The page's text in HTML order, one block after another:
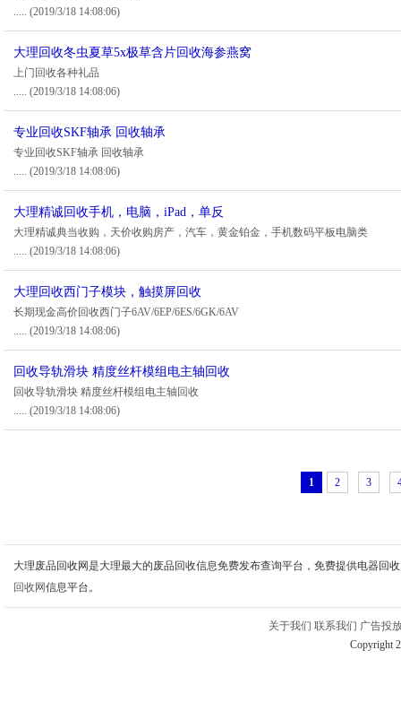
..... (2019/3/18 14:08:06)
大理回收冬虫夏草5x极草含片回收海参燕窝
上门回收各种礼品
..... (2019/3/18 14:08:06)
专业回收SKF轴承 回收轴承
专业回收SKF轴承 回收轴承
..... (2019/3/18 14:08:06)
大理精诚回收手机，电脑，iPad，单反
大理精诚典当收购，天价收购房产，汽车，黄金铂金，手机数码平板电脑类
..... (2019/3/18 14:08:06)
大理回收西门子模块，触摸屏回收
长期现金高价回收西门子6AV/6EP/6ES/6GK/6AV
..... (2019/3/18 14:08:06)
回收导轨滑块 精度丝杆模组电主轴回收
回收导轨滑块 精度丝杆模组电主轴回收
..... (2019/3/18 14:08:06)
1 2 3
大理废品回收网是大理最大的废品回收信息免费发布查询平台，免费提供电器回
回收网信息平台。
关于我们 联系我们 广告投
Copyright